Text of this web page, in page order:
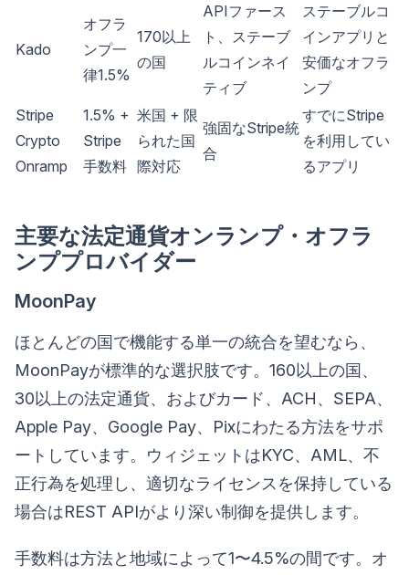
Kado
オフラ
ンプ一
律1.5%
170以上
の国
APIファース
ト、ステーブ
ルコインネイ
ティブ
ステーブルコ
インアプリと
安価なオフラ
ンプ
Stripe
Crypto
Onramp
1.5% +
Stripe
手数料
米国 + 限
られた国
際対応
強固なStripe統
合
すでにStripe
を利用してい
るアプリ
主要な法定通貨オンランプ・オフラ
ンププロバイダー
MoonPay
ほとんどの国で機能する単一の統合を望むなら、
MoonPayが標準的な選択肢です。160以上の国、
30以上の法定通貨、およびカード、ACH、SEPA、
Apple Pay、Google Pay、Pixにわたる方法をサポ
ートしています。ウィジェットはKYC、AML、不
正行為を処理し、適切なライセンスを保持している
場合はREST APIがより深い制御を提供します。
手数料は方法と地域によって1〜4.5%の間です。オ